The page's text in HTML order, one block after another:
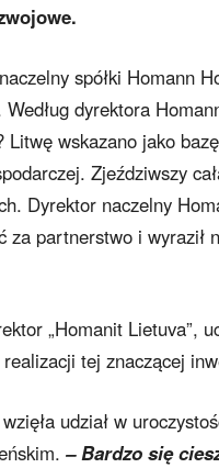
spółki Homann
dyrektora
wskazano jako
Zjeździwszy
Dyrektor naczelny
za partnerstwo i
„Homanit Lietuva”,
tej znaczącej
udział w
– Bardzo się